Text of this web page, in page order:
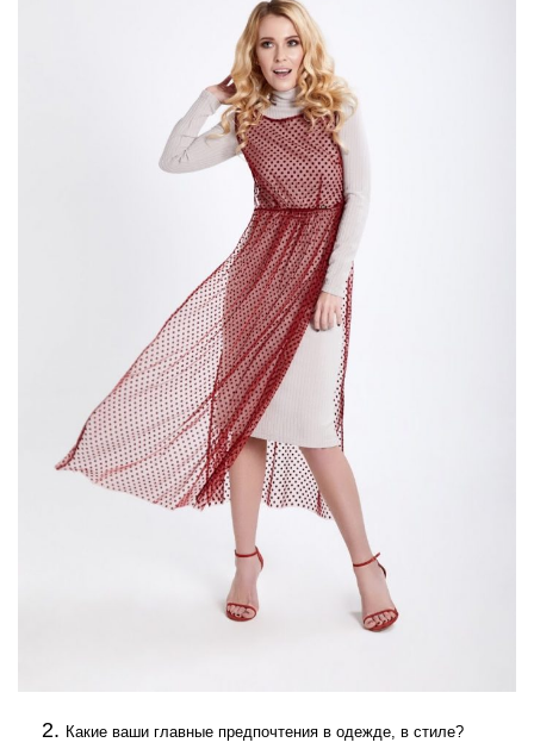
Какие ваши главные предпочтения в одежде, в стиле?